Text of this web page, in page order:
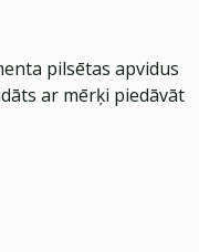
pilsētas apvidus
ar mērķi piedāvāt